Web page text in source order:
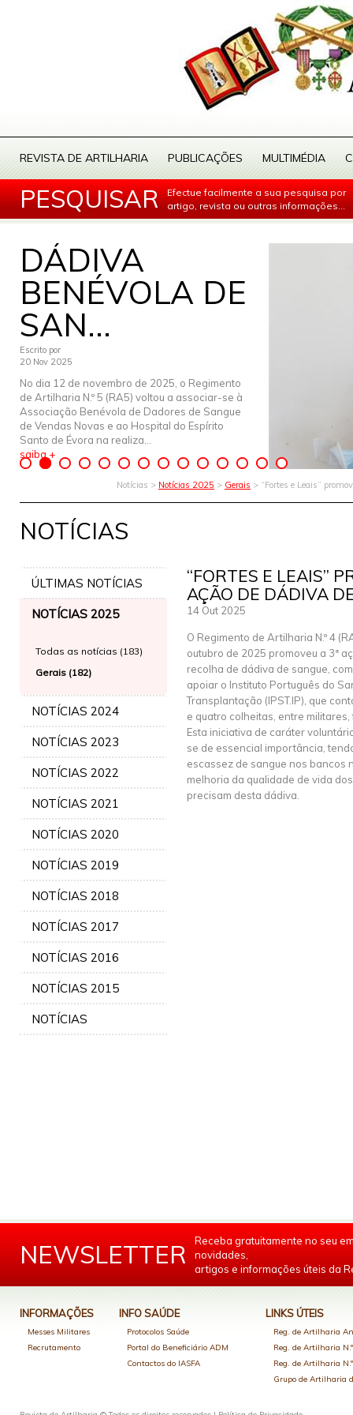
REVISTA DE ARTILHARIA PUBLICAÇÕES MULTIMÉDIA
PESQUISAR
Efectue facilmente a sua pesquisa por
artigo, revista ou outras informações...
DÁDIVA
BENÉVOLA DE
SAN...
Escrito por
20 Nov 2025
No dia 12 de novembro de 2025, o Regimento
de Artilharia N.º 5 (RA5) voltou a associar-se à
Associação Benévola de Dadores de Sangue
de Vendas Novas e ao Hospital do Espírito
Santo de Évora na realiza...
saiba +
Notícias > Notícias 2025 > Gerais > “Fortes e Leais”
NOTÍCIAS
ÚLTIMAS NOTÍCIAS
NOTÍCIAS 2025
Todas as notícias (183)
Gerais (182)
NOTÍCIAS 2024
NOTÍCIAS 2023
NOTÍCIAS 2022
NOTÍCIAS 2021
NOTÍCIAS 2020
NOTÍCIAS 2019
NOTÍCIAS 2018
NOTÍCIAS 2017
NOTÍCIAS 2016
NOTÍCIAS 2015
NOTÍCIAS
“FORTES E LEAIS”
AÇÃO DE DÁDIVA
14 Out 2025
O Regimento de Artilharia N.º 4
outubro de 2025 promoveu a 3ª
recolha de dádiva de sangue,
apoiar o Instituto Português do
Transplantação (IPST.IP), que
e quatro colheitas, entre
Esta iniciativa de caráter
se de essencial importância,
escassez de sangue nos bancos
melhoria da qualidade de vida
precisam desta dádiva.
NEWSLETTER
Receba gratuitamente no seu
novidades,
artigos e informações úteis da
INFORMAÇÕES
Messes Militares
Recrutamento
INFO SAÚDE
Protocolos Saúde
Portal do Beneficiário ADM
Contactos do IASFA
LINKS ÚTEIS
Reg. de Artilharia
Reg. de Artilharia
Reg. de Artilharia
Grupo de Artilharia